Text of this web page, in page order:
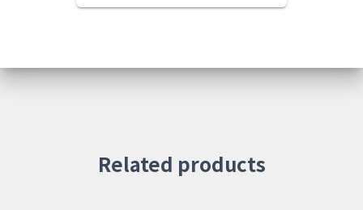
価
¥85,000
で
の
は
¥81,600
Related products